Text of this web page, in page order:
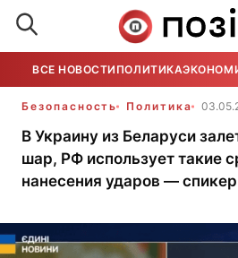
ВСЕ НОВОСТИ ПОЛИТИКА
Безопасность Политика
В Украину из Беларуси
шар, РФ использует такие
нанесения ударов —